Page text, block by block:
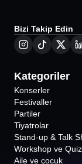
Bizi Takip Edin
Kategoriler
Konserler
Festivaller
Partiler
Tiyatrolar
Stand-up & Talk
Workshop ve
Aile ve çocuk